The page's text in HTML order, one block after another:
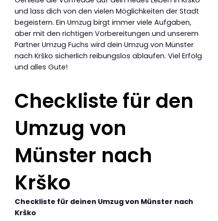
und lass dich von den vielen Möglichkeiten der Stadt
begeistern. Ein Umzug birgt immer viele Aufgaben,
aber mit den richtigen Vorbereitungen und unserem
Partner Umzug Fuchs wird dein Umzug von Münster
nach Krško sicherlich reibungslos ablaufen. Viel Erfolg
und alles Gute!
Checkliste für den
Umzug von
Münster nach
Krško
Checkliste für deinen Umzug von Münster nach
Krško